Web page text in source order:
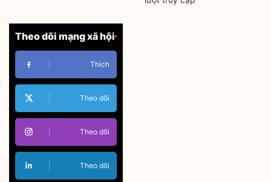
Theo dõi mạng xã hội
Thích
Theo dõi
Theo dõi
Theo dõi